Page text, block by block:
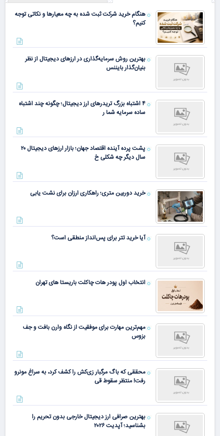
هنگام خرید شرکت ثبت شده به چه معیارها و نکاتی توجه
کنیم؟
بهترین روش سرمایه‌گذاری در ارزهای دیجیتال از نظر
بنیان‌گذار بایننس
۴ اشتباه بزرگ تریدرهای ارز دیجیتال؛ چگونه چند اشتباه
ساده سرمایه شما ر
پشت پرده آینده اقتصاد جهان؛ بازار ارزهای دیجیتال ۲۰
سال دیگر چه شکلی خ
خرید دوربین متری؛ راهکاری ارزان برای نشت یابی
آیا خرید تتر برای پس‌انداز منطقی است؟
انتخاب اول پودر هات چاکلت باریستا های تهران
مهم‌ترین مهارت برای موفقیت از نگاه وارن بافت و جف
بزوس
محققی که باگ مرگبار زی‌کش را کشف کرد، به سراغ مونرو
رفت! منتظر سقوط قی
بهترین صرافی ارز دیجیتال خارجی بدون تحریم را
بشناسید؛ آپدیت ۲۰۲۶